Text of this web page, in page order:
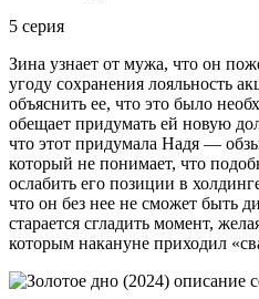
5 серия
Зина узнает от мужа, что он
угоду сохранения лояльность
объяснить ее, что это было
обещает придумать ей новую
что этот придумала Надя —
который не понимает, что
ослабить его позиции в
что он без нее не сможет быть
старается сгладить момент,
которым накануне приходил